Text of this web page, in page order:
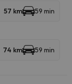
57 km 59 min
74 km 59 min